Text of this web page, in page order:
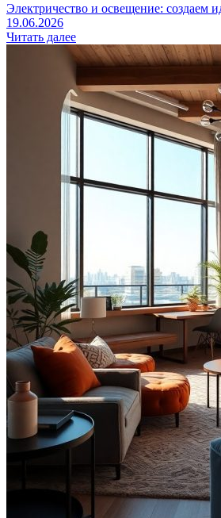
Электричество и освещение: создаем
19.06.2026
Читать далее